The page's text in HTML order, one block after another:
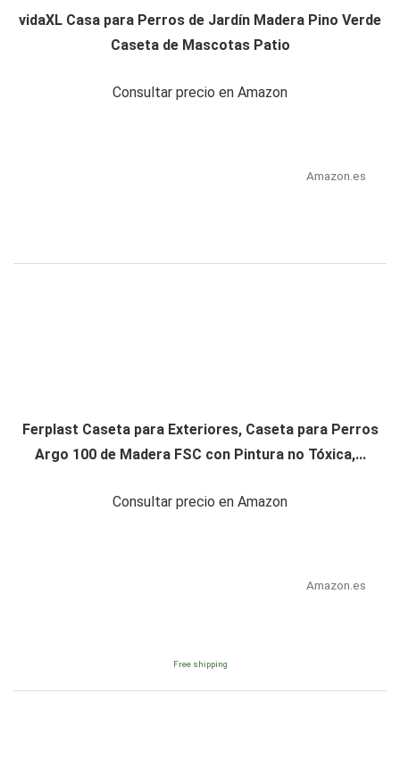
vidaXL Casa para Perros de Jardín Madera Pino Verde
Caseta de Mascotas Patio
Consultar precio en Amazon
Amazon.es
Ferplast Caseta para Exteriores, Caseta para Perros
Argo 100 de Madera FSC con Pintura no Tóxica,...
Consultar precio en Amazon
Amazon.es
Free shipping